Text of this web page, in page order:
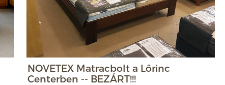
NOVETEX Matracbolt a Lőrinc
Centerben -- BEZÁRT!!!